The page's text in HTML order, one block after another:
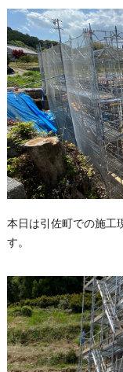
本日は引佐町での施工
す。